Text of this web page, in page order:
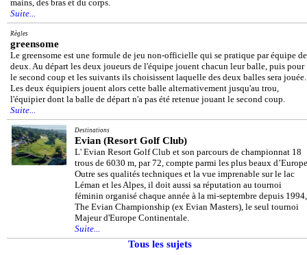
mains, des bras et du corps.
Suite...
Règles
greensome
Le greensome est une formule de jeu non-officielle qui se pratique par équipe de
deux. Au départ les deux joueurs de l'équipe jouent chacun leur balle, puis pour
le second coup et les suivants ils choisissent laquelle des deux balles sera jouée.
Les deux équipiers jouent alors cette balle alternativement jusqu'au trou,
l'équipier dont la balle de départ n'a pas été retenue jouant le second coup.
Suite...
Destinations
Evian (Resort Golf Club)
L' Evian Resort Golf Club et son parcours de championnat 18
trous de 6030 m, par 72, compte parmi les plus beaux
Outre ses qualités techniques et la vue imprenable sur le lac
Léman et les Alpes, il doit aussi sa réputation au tournoi
féminin organisé chaque année à la mi-septembre depuis 1994,
The Evian Championship (ex Evian Masters), le seul tournoi
Majeur d'Europe Continentale.
Suite...
Tous les sujets